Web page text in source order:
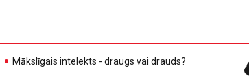
Mākslīgais intelekts - draugs vai drauds?